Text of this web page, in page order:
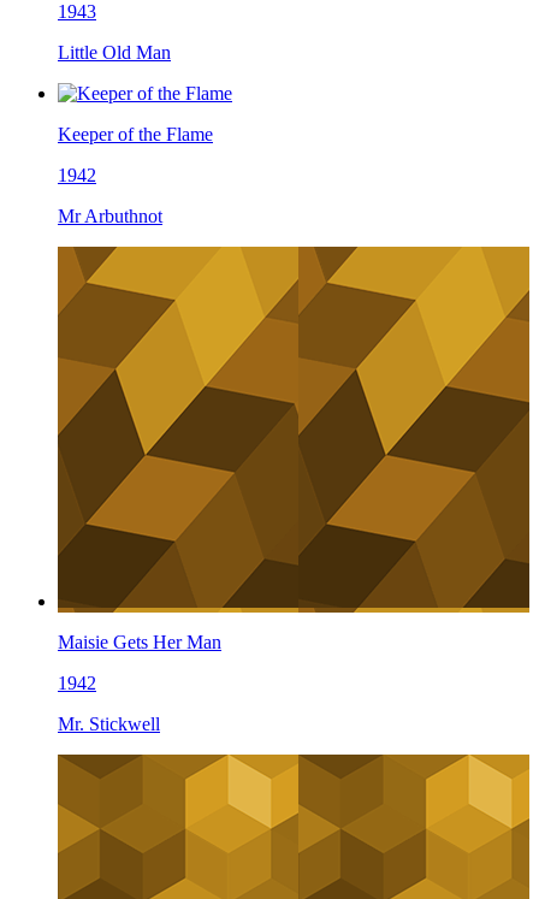
1943
Little Old Man
Keeper of the Flame
1942
Mr Arbuthnot
Maisie Gets Her Man
1942
Mr. Stickwell